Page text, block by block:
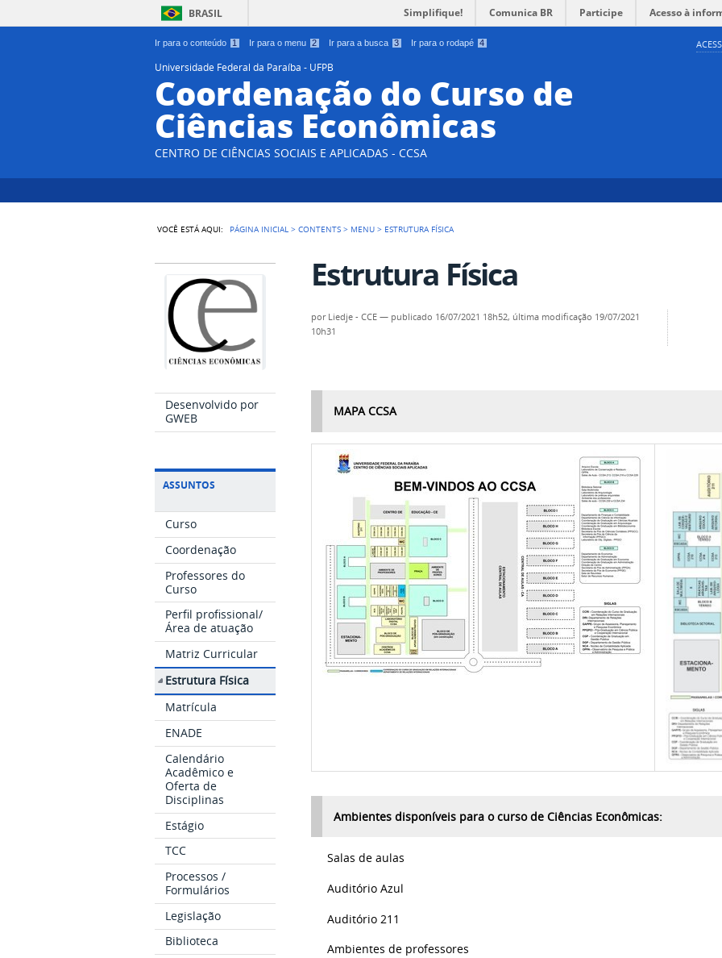
Ir para o conteúdo 1 Ir para o menu 2 Ir para a busca 3 Ir para o rodapé 4
BRASIL Simplifique! Comunica BR Participe Acesso à
Universidade Federal da Paraíba - UFPB
Coordenação do Curso de
Ciências Econômicas
CENTRO DE CIÊNCIAS SOCIAIS E APLICADAS - CCSA
VOCÊ ESTÁ AQUI: PÁGINA INICIAL >CONTENTS > MENU > ESTRUTURA FÍSICA
Desenvolvido por
GWEB
ASSUNTOS
Curso
Coordenação
Professores do
Curso
Perfil profissional/
Área de atuação
Matriz Curricular
Estrutura Física
Matrícula
ENADE
Calendário
Acadêmico e
Oferta de
Disciplinas
Estágio
TCC
Processos /
Formulários
Legislação
Biblioteca
Estrutura Física
por Liedje - CCE — publicado 16/07/2021 18h52, última modificação 19/07/2021
10h31
MAPA CCSA
Ambientes disponíveis para o curso de Ciências Econômicas:
Salas de aulas
Auditório Azul
Auditório 211
Ambientes de professores